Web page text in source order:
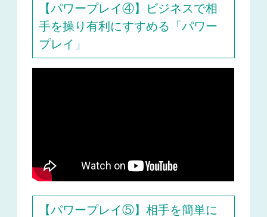
【パワープレイ④】ビジネスで相
手を操り有利にすすめる「パワー
プレイ」
【パワープレイ⑤】相手を簡単に